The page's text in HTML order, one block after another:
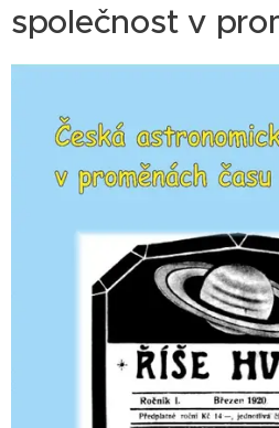
společnost v